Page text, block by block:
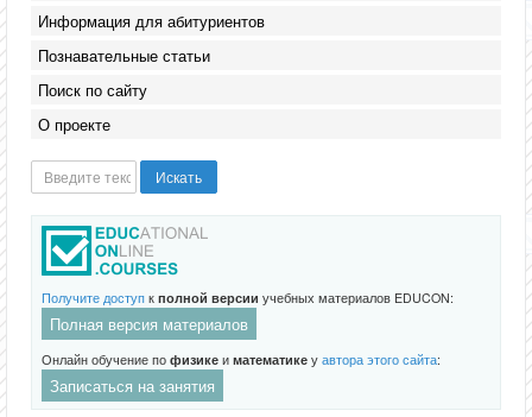
Информация для абитуриентов
Познавательные статьи
Поиск по сайту
О проекте
Искать... Искать
Получите доступ к полной версии учебных материалов EDUCON:
Полная версия материалов
Онлайн обучение по физике и математике у автора этого сайта:
Записаться на занятия